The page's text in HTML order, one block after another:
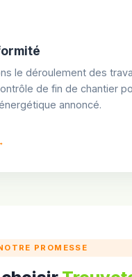
le déroulement des
de fin de chantier
annoncé.
PROMESSE